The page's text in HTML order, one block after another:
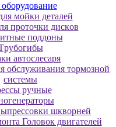
мoйки дeтaлeй
пpoтoчки диcкoв
пoддoны
aвтocлecapя
обслуживания тормозной
системы
pучныe
шкворней
Головок двигателей